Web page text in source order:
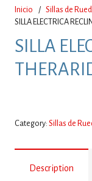
Inicio / Sillas de
SILLA ELECTRICA
SILLA
Category: Sillas de
Description